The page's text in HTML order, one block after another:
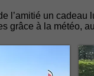
l’amitié un
grâce à la météo,